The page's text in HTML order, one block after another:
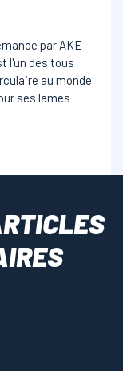
par AKE
l'un des tous
au monde
ses lames